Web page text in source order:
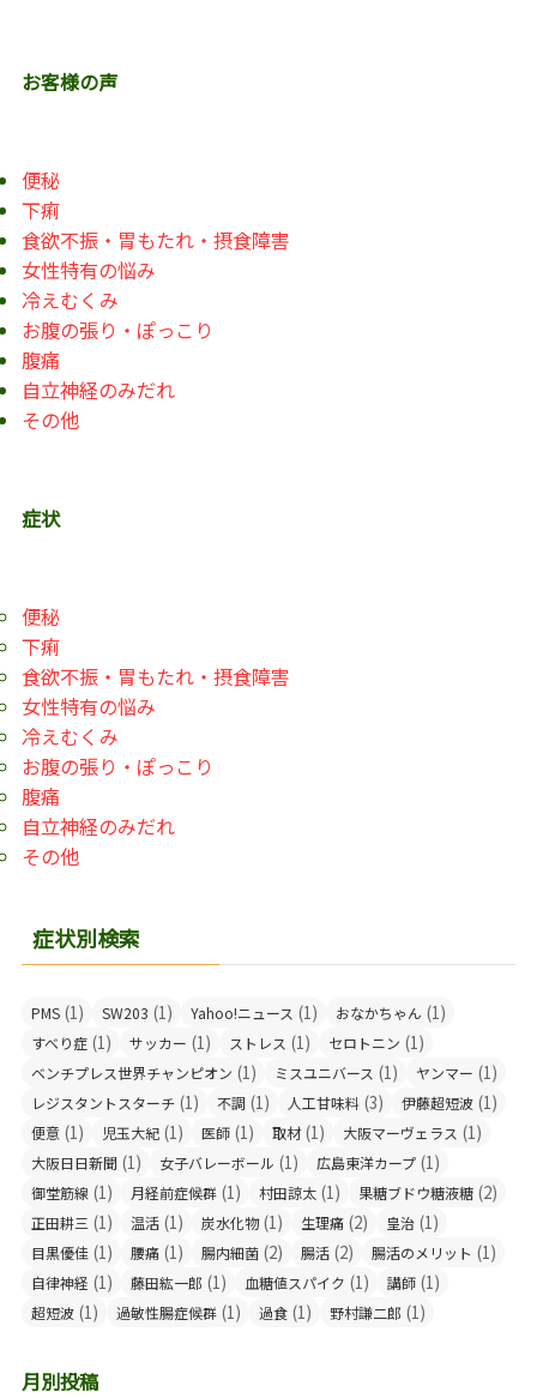
お客様の声
便秘
下痢
食欲不振・胃もたれ・摂食障害
女性特有の悩み
冷えむくみ
お腹の張り・ぽっこり
腹痛
自立神経のみだれ
その他
症状
便秘
下痢
食欲不振・胃もたれ・摂食障害
女性特有の悩み
冷えむくみ
お腹の張り・ぽっこり
腹痛
自立神経のみだれ
その他
症状別検索
PMS (1) SW203 (1) Yahoo!ニュース (1) おなかちゃん (1)
すべり症 (1) サッカー (1) ストレス (1) セロトニン (1)
ベンチプレス世界チャンピオン (1) ミスユニバース (1) ヤンマー (1)
レジスタントスターチ (1) 不調 (1) 人工甘味料 (3) 伊藤超短波 (1)
便意 (1) 児玉大紀 (1) 医師 (1) 取材(1) 大阪マーヴェラス (1)
大阪日日新聞 (1) 女子バレーボール (1) 広島東洋カープ (1)
御堂筋線 (1) 月経前症候群 (1) 村田諒太 (1) 果糖ブドウ糖液糖 (2)
正田耕三 (1) 温活 (1) 炭水化物(1) 生理痛 (2) 皇治 (1)
目黒優佳 (1) 腰痛 (1) 腸内細菌 (2) 腸活 (2) 腸活のメリット (1)
自律神経 (1) 藤田紘一郎 (1) 血糖値スパイク (1) 講師 (1)
超短波 (1) 過敏性腸症候群 (1) 過食 (1) 野村謙二郎 (1)
月別投稿